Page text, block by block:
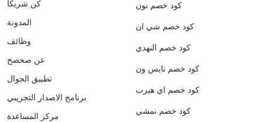
كن شريكا
المدونة
وظائف
عن صحصح
تطبيق الجوال
برنامج الاصدار التجريبي
مركز المساعدة
كود خصم نون
كود خصم شي ان
كود خصم النهدي
كود خصم نايس ون
كود خصم اي هيرب
كود خصم نمشي